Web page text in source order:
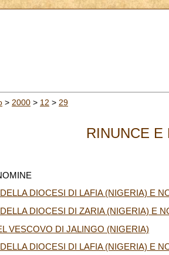
> 2000 > 12 > 29
RINUNCE E
DIOCESI DI LAFIA (NIGERIA) E
DIOCESI DI ZARIA (NIGERIA) E
VESCOVO DI JALINGO (NIGERIA)
DIOCESI DI LAFIA (NIGERIA) E